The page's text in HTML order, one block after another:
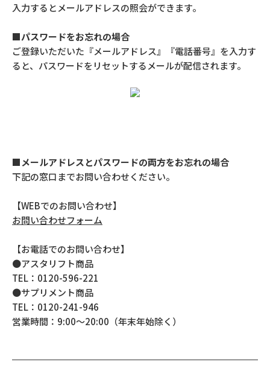
入力するとメールアドレスの照会ができます。
■パスワードをお忘れの場合
ご登録いただいた『メールアドレス』『電話番号』を入力す
ると、パスワードをリセットするメールが配信されます。
■メールアドレスとパスワードの両方をお忘れの場合
下記の窓口までお問い合わせください。
【WEBでのお問い合わせ】
お問い合わせフォーム
【お電話でのお問い合わせ】
●アスタリフト商品
TEL：0120-596-221
●サプリメント商品
TEL：0120-241-946
営業時間：9:00～20:00（年末年始除く）